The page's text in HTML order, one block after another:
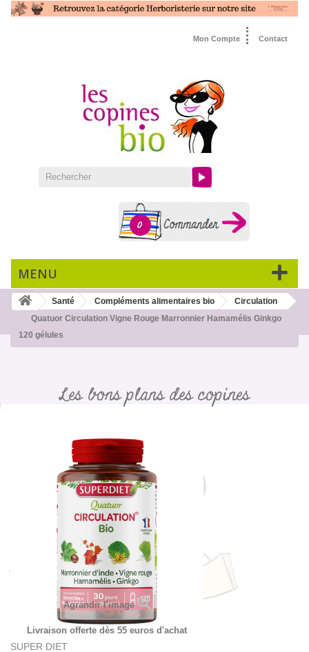
Contact
Mon Compte
0
MENU
Santé Compléments alimentaires bio
Circulation
Quatuor Circulation Vigne Rouge Marronnier Hamamélis Ginkgo
120 gélules
Les bons plans des copines
Agrandir l'image
Livraison offerte dès 55 euros d'achat
SUPER DIET